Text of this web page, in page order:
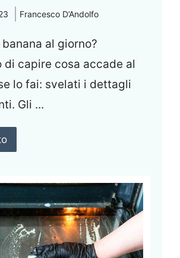
Francesco D’Andolfo
al giorno?
di capire cosa accade al
lo fai: svelati i dettagli
Gli ...